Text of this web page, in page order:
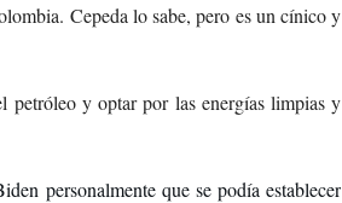
Cepeda lo sabe, pero es un cínico y
petróleo y optar por las energías limpias y
personalmente que se podía establecer